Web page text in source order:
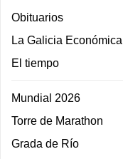
Obituarios
La Galicia Económica
El tiempo
Mundial 2026
Torre de Marathon
Grada de Río